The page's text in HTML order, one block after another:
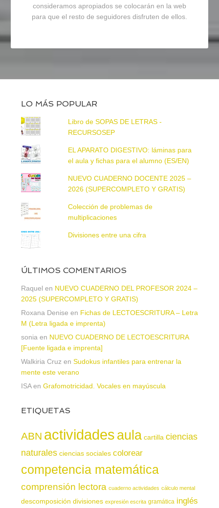
consideramos apropiados se colocarán en la web
para que el resto de seguidores disfruten de ellos.
LO MÁS POPULAR
Libro de SOPAS DE LETRAS -
RECURSOSEP
EL APARATO DIGESTIVO: láminas para
el aula y fichas para el alumno (ES/EN)
NUEVO CUADERNO DOCENTE 2025 –
2026 (SUPERCOMPLETO Y GRATIS)
Colección de problemas de
multiplicaciones
Divisiones entre una cifra
ÚLTIMOS COMENTARIOS
Raquel en NUEVO CUADERNO DEL PROFESOR 2024 –
2025 (SUPERCOMPLETO Y GRATIS)
Roxana Denise en Fichas de LECTOESCRITURA – Letra
M (Letra ligada e imprenta)
sonia en NUEVO CUADERNO DE LECTOESCRITURA
[Fuente ligada e imprenta]
Walkiria Cruz en Sudokus infantiles para entrenar la
mente este verano
ISAen Grafomotricidad. Vocales en mayúscula
ETIQUETAS
ABN actividadesaula cartilla ciencias
naturales ciencias sociales colorear
competencia matemática
comprensión lectora cuaderno actividades cálculo mental
descomposición divisiones expresión escrita gramática inglés